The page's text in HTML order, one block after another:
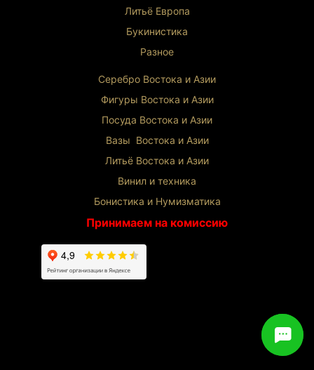
Литьё Европа
Букинистика
Разное
Серебро Востока и Азии
Фигуры Востока и Азии
Посуда Востока и Азии
Вазы Востока и Азии
Литьё Востока и Азии
Винил и техника
Бонистика и Нумизматика
Принимаем на комиссию